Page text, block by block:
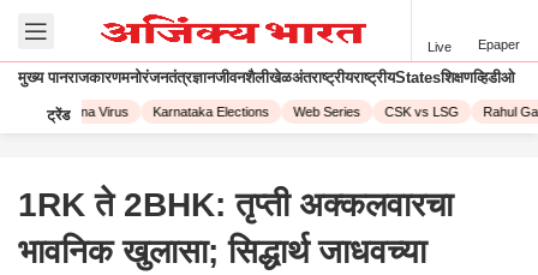
Live Epaper
मुख्य पानराजकारणमनोरंजनतंत्रज्ञानजीवनशैलीखेळअंतराष्ट्रीयराष्ट्रीयStatesशिक्षणव्हिडीओ
ट्रेंड
Corona Virus Karnataka Elections Web Series CSK vs LSG Rahul
1RK ते 2BHK: तृप्ती अक्कलवारचा
भावनिक खुलासा; सिद्धार्थ जाधवच्या